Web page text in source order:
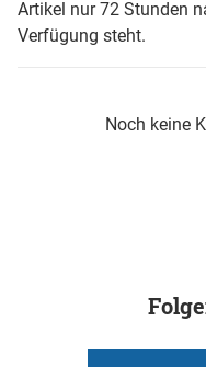
Artikel nur 72 Stunden
Verfügung steht.
Noch keine